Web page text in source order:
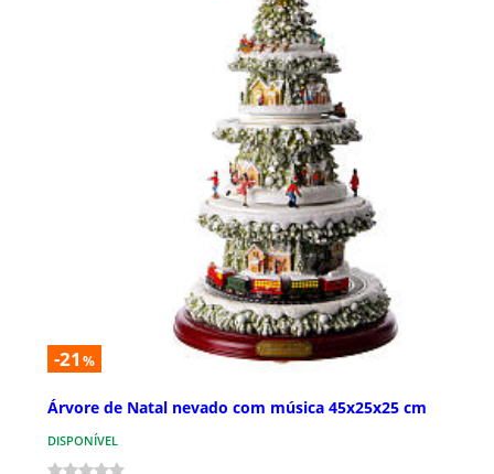
-21 %
Árvore de Natal nevado com música 45x25x25 cm
DISPONÍVEL